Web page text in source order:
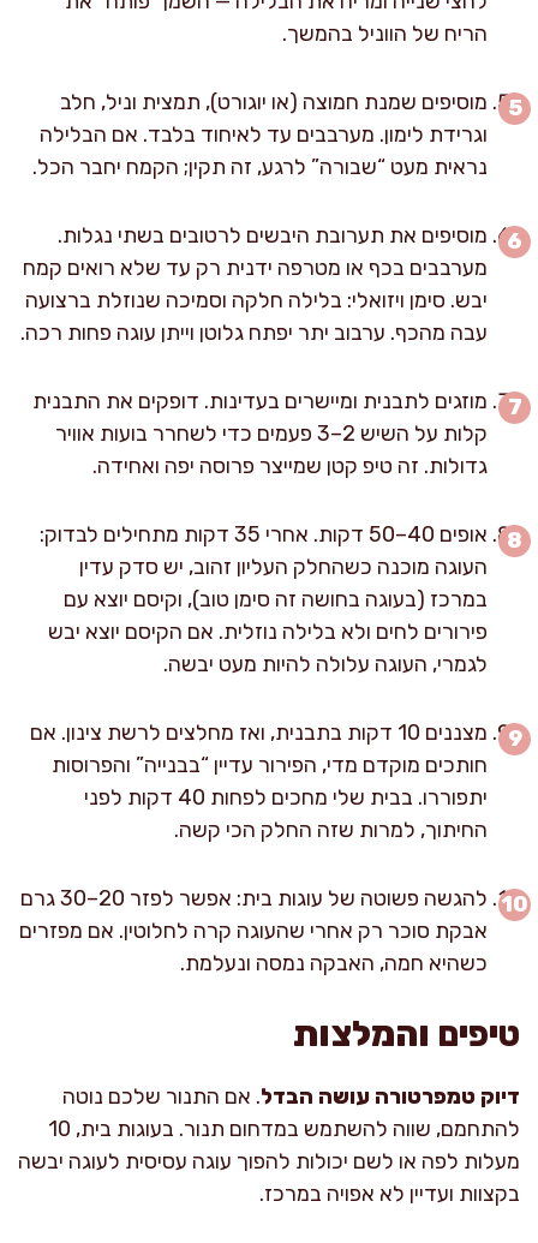
הריח של הווניל בהמשך.
מוסיפים שמנת חמוצה (או יוגורט), תמצית וניל, חלב
וגרידת לימון. מערבבים עד לאיחוד בלבד. אם הבלילה
נראית מעט “שבורה” לרגע, זה תקין; הקמח יחבר הכל.
מוסיפים את תערובת היבשים לרטובים בשתי נגלות.
מערבבים בכף או מטרפה ידנית רק עד שלא רואים קמח
יבש. סימן ויזואלי: בלילה חלקה וסמיכה שנוזלת ברצועה
עבה מהכף. ערבוב יתר יפתח גלוטן וייתן עוגה פחות רכה.
מוזגים לתבנית ומיישרים בעדינות. דופקים את התבנית
קלות על השיש 2–3 פעמים כדי לשחרר בועות אוויר
גדולות. זה טיפ קטן שמייצר פרוסה יפה ואחידה.
אופים 40–50 דקות. אחרי 35 דקות מתחילים לבדוק:
העוגה מוכנה כשהחלק העליון זהוב, יש סדק עדין
במרכז (בעוגה בחושה זה סימן טוב), וקיסם יוצא עם
פירורים לחים ולא בלילה נוזלית. אם הקיסם יוצא יבש
לגמרי, העוגה עלולה להיות מעט יבשה.
מצננים 10 דקות בתבנית, ואז מחלצים לרשת צינון. אם
חותכים מוקדם מדי, הפירור עדיין “בבנייה” והפרוסות
יתפוררו. בבית שלי מחכים לפחות 40 דקות לפני
החיתוך, למרות שזה החלק הכי קשה.
להגשה פשוטה של עוגות בית: אפשר לפזר 20–30 גרם
אבקת סוכר רק אחרי שהעוגה קרה לחלוטין. אם מפזרים
כשהיא חמה, האבקה נמסה ונעלמת.
טיפים והמלצות
דיוק טמפרטורה עושה הבדל. אם התנור שלכם נוטה
להתחמם, שווה להשתמש במדחום תנור. בעוגות בית, 10
מעלות לפה או לשם יכולות להפוך עוגה עסיסית לעוגה יבשה
בקצוות ועדיין לא אפויה במרכז.